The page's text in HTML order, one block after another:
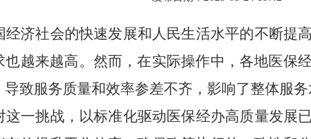
经济社会的快速发展和人民生活水平的不断提
也越来越高。然而，在实际操作中，各地医保
致服务质量和效率参差不齐，影响了整体服务
这一挑战，以标准化驱动医保经办高质量发展